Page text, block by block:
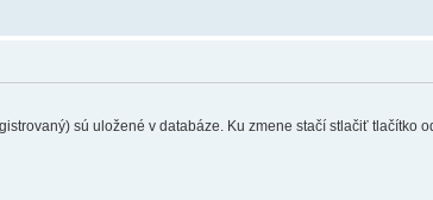
sú uložené v databáze. Ku zmene stačí stlačiť